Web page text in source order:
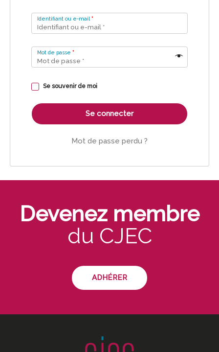
Identifiant ou e-mail *
Mot de passe *
Se souvenir de moi
Se connecter
Mot de passe perdu ?
Devenez membre
du CJEC
ADHÉRER